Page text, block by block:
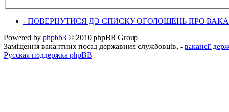
- ПОВЕРНУТИСЯ ДО СПИСКУ ОГОЛОШЕНЬ ПРО
Powered by phpbb3 © 2010 phpBB Group
Заміщення вакантних посад державних службовців, - вакансії
Русская поддержка phpBB